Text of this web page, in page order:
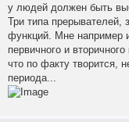
у людей должен быть
Три типа прерывателей,
функций. Мне например
первичного и
что по факту творится,
периода...